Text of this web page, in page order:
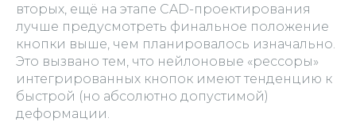
вторых, ещё на этапе CAD-проектирования
лучше предусмотреть финальное положение
кнопки выше, чем планировалось изначально.
Это вызвано тем, что нейлоновые «рессоры»
интегрированных кнопок имеют тенденцию к
быстрой (но абсолютно допустимой)
деформации.